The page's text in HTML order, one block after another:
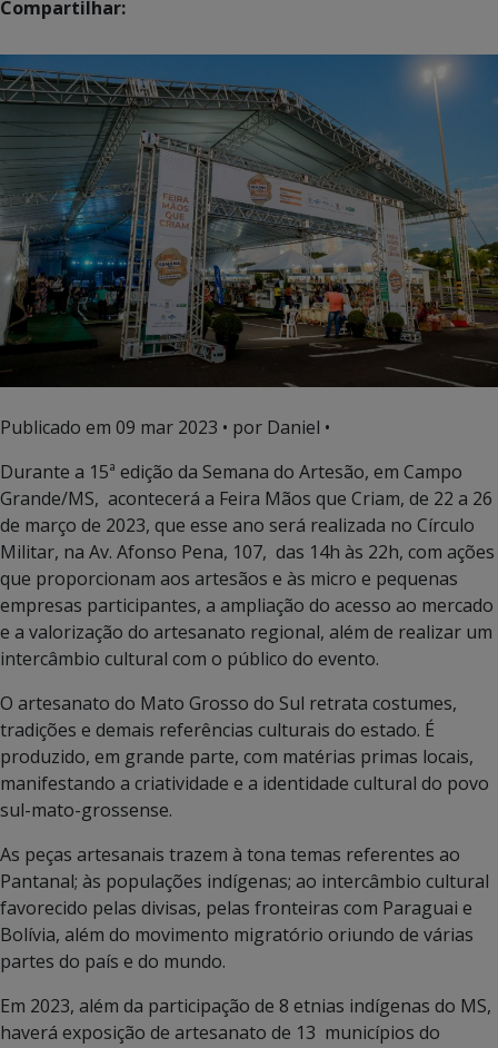
Compartilhar:
Publicado em 09 mar 2023 • por Daniel •
Durante a 15ª edição da Semana do Artesão, em Campo
Grande/MS, acontecerá a Feira Mãos que Criam, de 22 a 26
de março de 2023, que esse ano será realizada no Círculo
Militar, na Av. Afonso Pena, 107, das 14h às 22h, com ações
que proporcionam aos artesãos e às micro e pequenas
empresas participantes, a ampliação do acesso ao mercado
e a valorização do artesanato regional, além de realizar um
intercâmbio cultural com o público do evento.
O artesanato do Mato Grosso do Sul retrata costumes,
tradições e demais referências culturais do estado. É
produzido, em grande parte, com matérias primas locais,
manifestando a criatividade e a identidade cultural do povo
sul-mato-grossense.
As peças artesanais trazem à tona temas referentes ao
Pantanal; às populações indígenas; ao intercâmbio cultural
favorecido pelas divisas, pelas fronteiras com Paraguai e
Bolívia, além do movimento migratório oriundo de várias
partes do país e do mundo.
Em 2023, além da participação de 8 etnias indígenas do MS,
haverá exposição de artesanato de 13 municípios do